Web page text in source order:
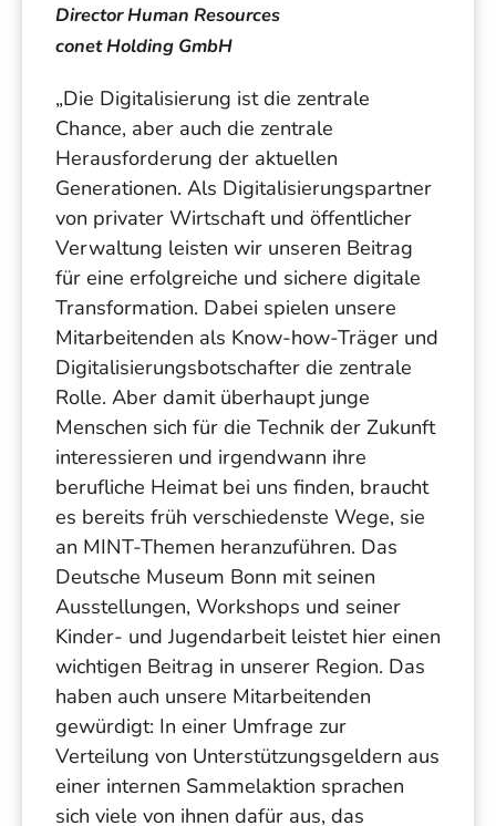
Director Human Resources
conet Holding GmbH
„Die Digitalisierung ist die zentrale
Chance, aber auch die zentrale
Herausforderung der aktuellen
Generationen. Als Digitalisierungspartner
von privater Wirtschaft und öffentlicher
Verwaltung leisten wir unseren Beitrag
für eine erfolgreiche und sichere digitale
Transformation. Dabei spielen unsere
Mitarbeitenden als Know-how-Träger und
Digitalisierungsbotschafter die zentrale
Rolle. Aber damit überhaupt junge
Menschen sich für die Technik der Zukunft
interessieren und irgendwann ihre
berufliche Heimat bei uns finden, braucht
es bereits früh verschiedenste Wege, sie
an MINT-Themen heranzuführen. Das
Deutsche Museum Bonn mit seinen
Ausstellungen, Workshops und seiner
Kinder- und Jugendarbeit leistet hier einen
wichtigen Beitrag in unserer Region. Das
haben auch unsere Mitarbeitenden
gewürdigt: In einer Umfrage zur
Verteilung von Unterstützungsgeldern aus
einer internen Sammelaktion sprachen
sich viele von ihnen dafür aus, das